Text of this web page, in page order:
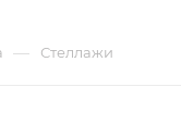
— Стеллажи